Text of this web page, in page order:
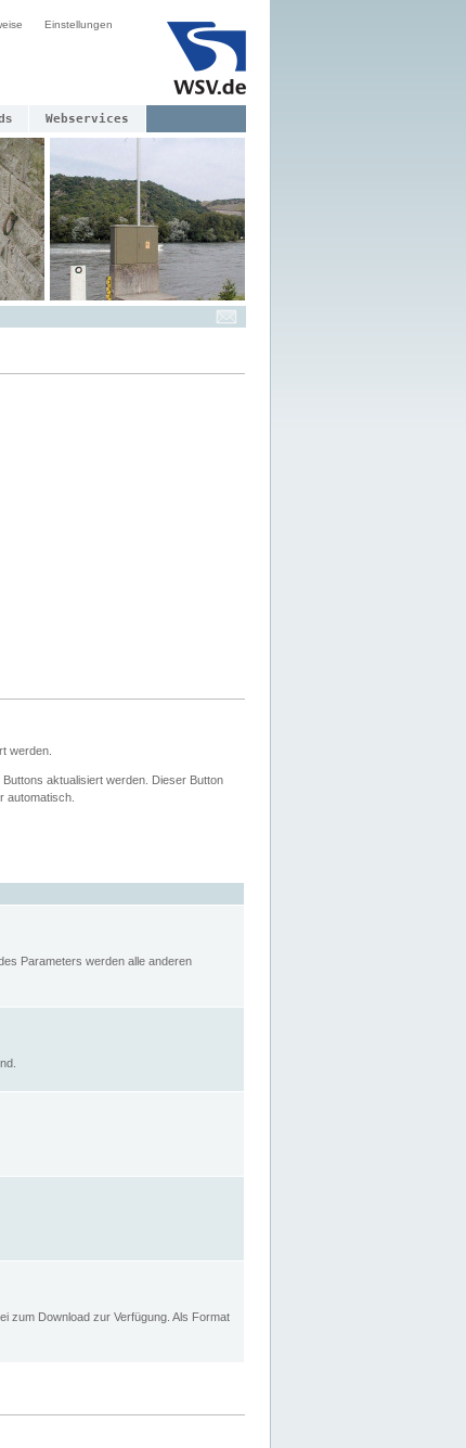
Einstellungen
Webservices
werden.
aktualisiert werden. Dieser Button
automatisch.
Parameters werden alle anderen
zum Download zur Verfügung. Als Format